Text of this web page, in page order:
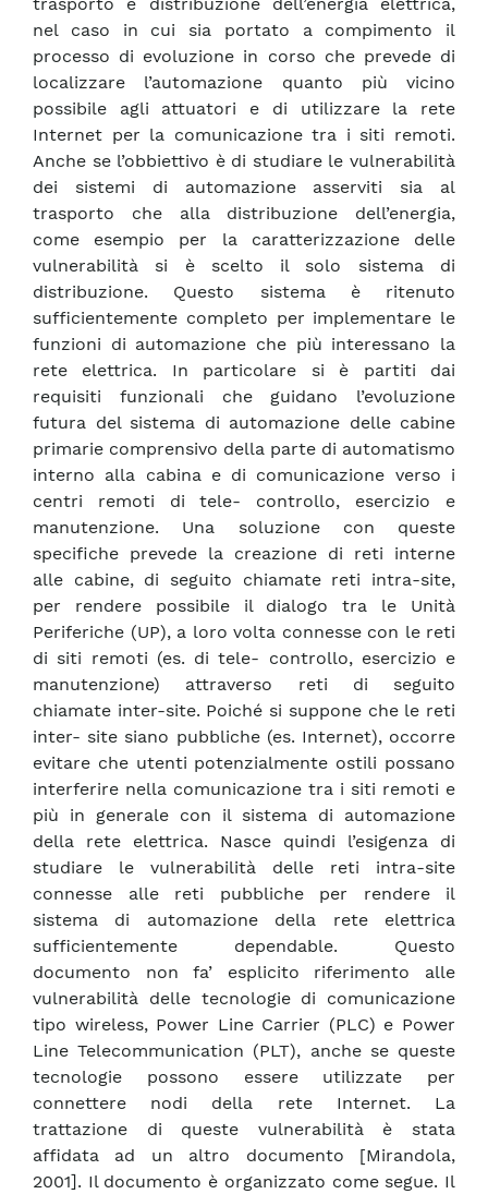
trasporto e distribuzione dell’energia elettrica,
nel caso in cui sia portato a compimento il
processo di evoluzione in corso che prevede di
localizzare l’automazione quanto più vicino
possibile agli attuatori e di utilizzare la rete
Internet per la comunicazione tra i siti remoti.
Anche se l’obbiettivo è di studiare le vulnerabilità
dei sistemi di automazione asserviti sia al
trasporto che alla distribuzione dell’energia,
come esempio per la caratterizzazione delle
vulnerabilità si è scelto il solo sistema di
distribuzione. Questo sistema è ritenuto
sufficientemente completo per implementare le
funzioni di automazione che più interessano la
rete elettrica. In particolare si è partiti dai
requisiti funzionali che guidano l’evoluzione
futura del sistema di automazione delle cabine
primarie comprensivo della parte di automatismo
interno alla cabina e di comunicazione verso i
centri remoti di tele- controllo, esercizio e
manutenzione. Una soluzione con queste
specifiche prevede la creazione di reti interne
alle cabine, di seguito chiamate reti intra-site,
per rendere possibile il dialogo tra le Unità
Periferiche (UP), a loro volta connesse con le reti
di siti remoti (es. di tele- controllo, esercizio e
manutenzione) attraverso reti di seguito
chiamate inter-site. Poiché si suppone che le reti
inter- site siano pubbliche (es. Internet), occorre
evitare che utenti potenzialmente ostili possano
interferire nella comunicazione tra i siti remoti e
più in generale con il sistema di automazione
della rete elettrica. Nasce quindi l’esigenza di
studiare le vulnerabilità delle reti intra-site
connesse alle reti pubbliche per rendere il
sistema di automazione della rete elettrica
sufficientemente dependable. Questo
documento non fa’ esplicito riferimento alle
vulnerabilità delle tecnologie di comunicazione
tipo wireless, Power Line Carrier (PLC) e Power
Line Telecommunication (PLT), anche se queste
tecnologie possono essere utilizzate per
connettere nodi della rete Internet. La
trattazione di queste vulnerabilità è stata
affidata ad un altro documento [Mirandola,
2001]. Il documento è organizzato come segue. Il